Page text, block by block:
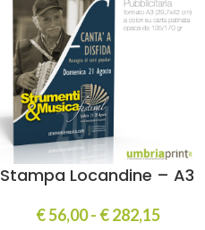
Stampa Locandine – A3
€56,00- €282,15